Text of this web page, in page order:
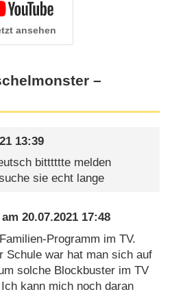
ansehen
–
13:39
bitttttte melden
sie echt lange
am20.07.2021 17:48
Programm im TV.
Schule war hat man sich auf
solche Blockbuster im TV
kann mich noch daran